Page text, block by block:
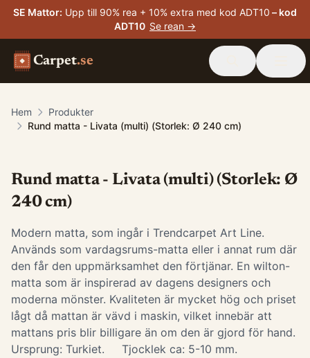
SE Mattor: Upp till 90% rea + 10% extra med kod ADT10 – kod
ADT10 Se rean →
Carpet.se
Hem
Produkter
Rund matta - Livata (multi) (Storlek: Ø 240 cm)
Rund matta - Livata (multi) (Storlek: Ø
240 cm)
Modern matta, som ingår i Trendcarpet Art Line.
Används som vardagsrums-matta eller i annat rum där
den får den uppmärksamhet den förtjänar. En wilton-
matta som är inspirerad av dagens designers och
moderna mönster. Kvaliteten är mycket hög och priset
lågt då mattan är vävd i maskin, vilket innebär att
mattans pris blir billigare än om den är gjord för hand.
Ursprung: Turkiet. Tjocklek ca: 5-10 mm.